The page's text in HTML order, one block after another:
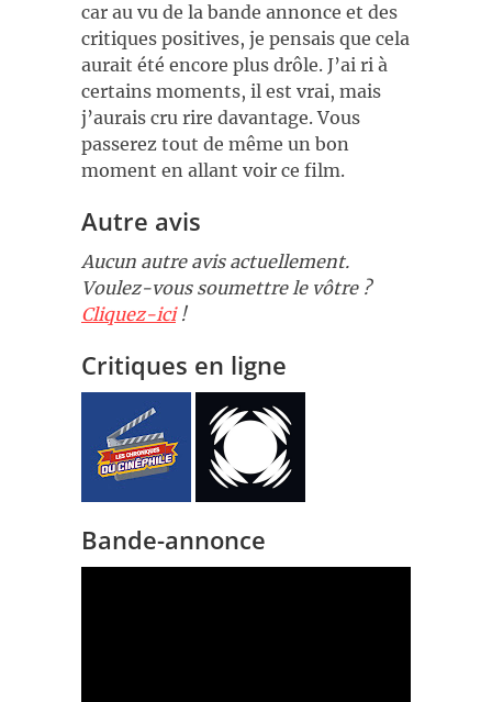
car au vu de la bande annonce et des
critiques positives, je pensais que cela
aurait été encore plus drôle. J’ai ri à
certains moments, il est vrai, mais
j’aurais cru rire davantage. Vous
passerez tout de même un bon
moment en allant voir ce film.
Autre avis
Aucun autre avis actuellement.
Voulez-vous soumettre le vôtre ?
Cliquez-ici!
Critiques en ligne
Bande-annonce